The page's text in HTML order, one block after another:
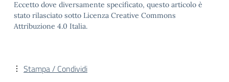
Eccetto dove diversamente specificato, questo articolo è
stato rilasciato sotto Licenza Creative Commons
Attribuzione 4.0 Italia.
Stampa / Condividi